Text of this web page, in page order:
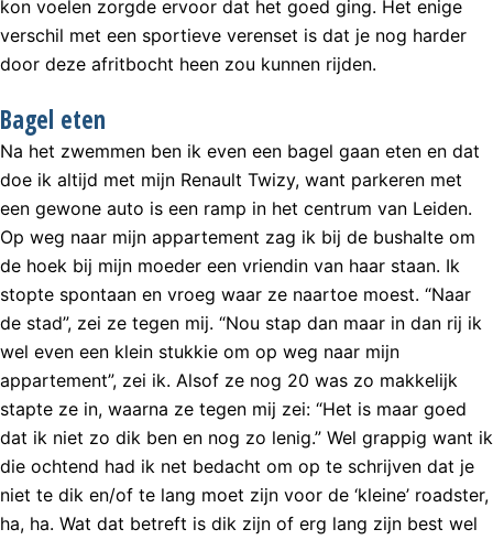
kon voelen zorgde ervoor dat het goed ging. Het enige
verschil met een sportieve verenset is dat je nog harder
door deze afritbocht heen zou kunnen rijden.
Bagel eten
Na het zwemmen ben ik even een bagel gaan eten en dat
doe ik altijd met mijn Renault Twizy, want parkeren met
een gewone auto is een ramp in het centrum van Leiden.
Op weg naar mijn appartement zag ik bij de bushalte om
de hoek bij mijn moeder een vriendin van haar staan. Ik
stopte spontaan en vroeg waar ze naartoe moest. “Naar
de stad”, zei ze tegen mij. “Nou stap dan maar in dan rij ik
wel even een klein stukkie om op weg naar mijn
appartement”, zei ik. Alsof ze nog 20 was zo makkelijk
stapte ze in, waarna ze tegen mij zei: “Het is maar goed
dat ik niet zo dik ben en nog zo lenig.” Wel grappig want ik
die ochtend had ik net bedacht om op te schrijven dat je
niet te dik en/of te lang moet zijn voor de ‘kleine’ roadster,
ha, ha. Wat dat betreft is dik zijn of erg lang zijn best wel